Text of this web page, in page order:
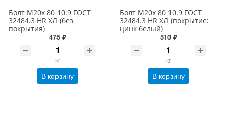
Болт М20х 80 10.9 ГОСТ
32484.3 HR ХЛ (без
покрытия)
475 ₽
кг
В корзину
Болт М20х 80 10.9 ГОСТ
32484.3 HR ХЛ (покрытие:
цинк белый)
510 ₽
кг
В корзину